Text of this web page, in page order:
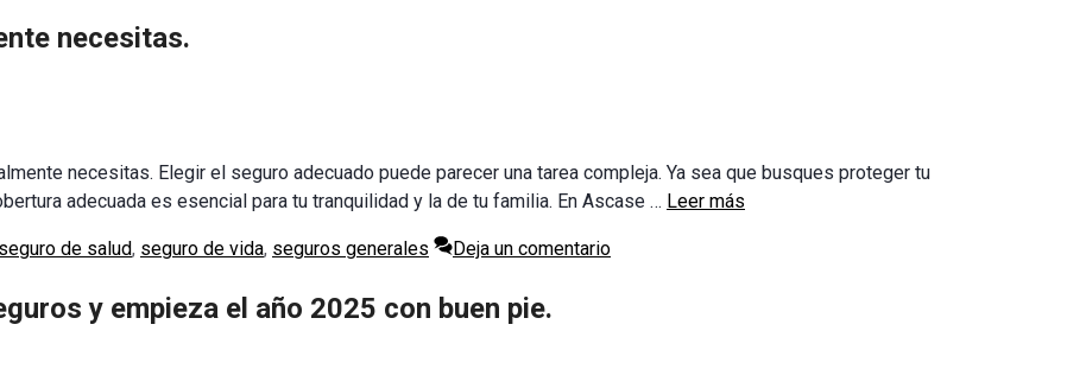
necesitas.
necesitas. Elegir el seguro adecuado puede parecer una tarea compleja. Ya sea que busques proteger tu
adecuada es esencial para tu tranquilidad y la de tu familia. En Ascase … Leer más
seguro de salud, seguro de vida, seguros generales Deja un comentario
y empieza el año 2025 con buen pie.